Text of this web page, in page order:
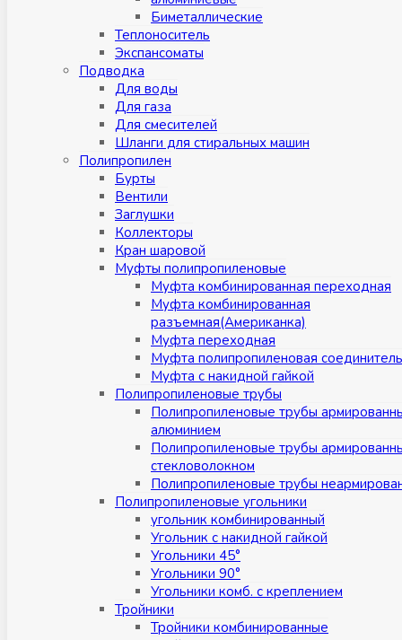
Биметаллические
Теплоноситель
Экспансоматы
Подводка
Для воды
Для газа
Для смесителей
Шланги для стиральных машин
Полипропилен
Бурты
Вентили
Заглушки
Коллекторы
Кран шаровой
Муфты полипропиленовые
Муфта комбинированная переходная
Муфта комбинированная
разъемная(Американка)
Муфта переходная
Муфта полипропиленовая
Муфта с накидной гайкой
Полипропиленовые трубы
Полипропиленовые трубы
алюминием
Полипропиленовые трубы
стекловолокном
Полипропиленовые трубы
Полипропиленовые угольники
угольник комбинированный
Угольник с накидной гайкой
Угольники 45°
Угольники 90°
Угольники комб. с креплением
Тройники
Тройники комбинированные